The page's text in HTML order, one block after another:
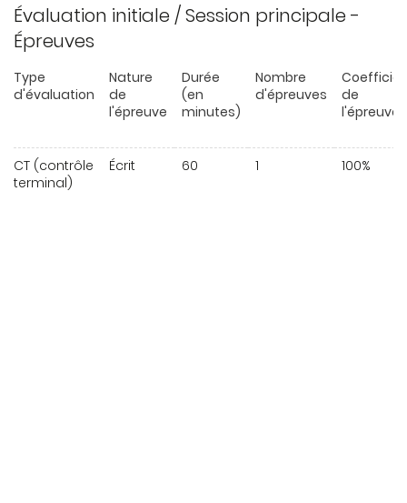
Évaluation initiale / Session principale -
Épreuves
Type
d'évaluation
Nature
de
l'épreuve
Durée
(en
minutes)
Nombre
d'épreuves
de
l'épreuve
CT (contrôle
terminal)
Écrit 60 1 100%